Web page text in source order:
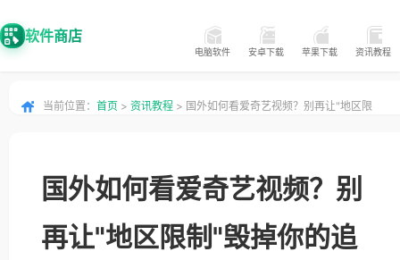
软件商店
电脑软件 安卓下载 苹果下载 资讯教程
当前位置： 首页 > 资讯教程 > 国外如何看爱奇艺视频？别再让"地区限
国外如何看爱奇艺视频？别
再让"地区限制"毁掉你的追